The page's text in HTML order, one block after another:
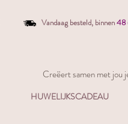
Vandaag besteld, binnen48
Creëert samen met jou
HUWELIJKSCADEAU